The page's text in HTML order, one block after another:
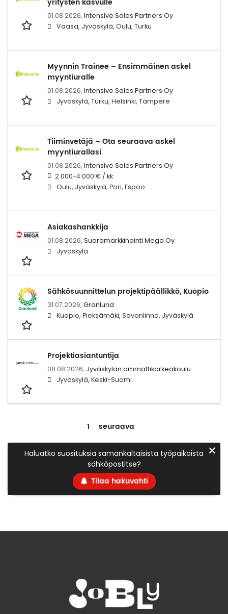
01.08.2026, Intensive Sales Partners Oy
Vaasa, Jyväskylä, Oulu, Turku
Myynnin Trainee – Ensimmäinen askel
myyntiuralle
01.08.2026, Intensive Sales Partners Oy
Jyväskylä, Turku, Helsinki, Tampere
Tiiminvetäjä – Ota seuraava askel
myyntiurallasi
01.08.2026, Intensive Sales Partners Oy
2 000-4 000 € / kk
Oulu, Jyväskylä, Pori, Espoo
Asiakashankkija
01.08.2026, Suoramarkkinointi Mega Oy
Jyväskylä
Sähkösuunnittelun projektipäällikkö, Kuopio
31.07.2026, Granlund
Kuopio, Pieksämäki, Savonlinna, Jyväskylä
Projektiasiantuntija
08.08.2026, Jyväskylän ammattikorkeakoulu
Jyväskylä, Keski-Suomi
1 seuraava
Haluatko suosituksia samankaltaisista työpaikoista
sähköpostitse?
Tilaa hakuvahti
✕